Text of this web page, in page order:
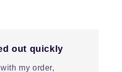
out quickly
my order,